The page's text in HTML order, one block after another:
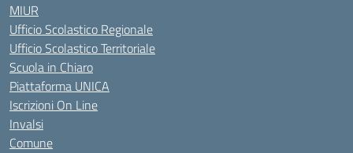
MIUR
Ufficio Scolastico Regionale
Ufficio Scolastico Territoriale
Scuola in Chiaro
Piattaforma UNICA
Iscrizioni On Line
Invalsi
Comune